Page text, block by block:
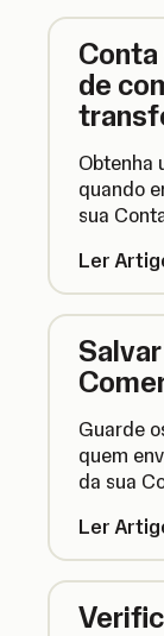
de
Obtenha
quando
sua
em PDF.
Ler
Guarde
quem
da sua
a sua
Ler